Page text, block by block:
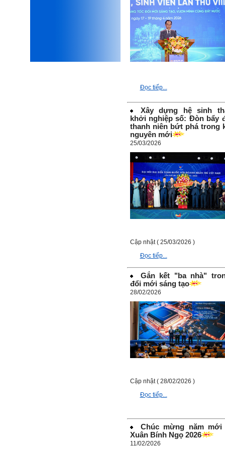
Đọc tiếp...
Xây dựng hệ sinh
khởi nghiệp số: Đòn bẩy
thanh niên bứt phá trong
nguyên mới
25/03/2026
Cập nhật ( 25/03/2026 )
Đọc tiếp...
Gắn kết "ba nhà"
đổi mới sáng tạo
28/02/2026
Cập nhật ( 28/02/2026 )
Đọc tiếp...
Chúc mừng năm mới
Xuân Bính Ngọ 2026
11/02/2026